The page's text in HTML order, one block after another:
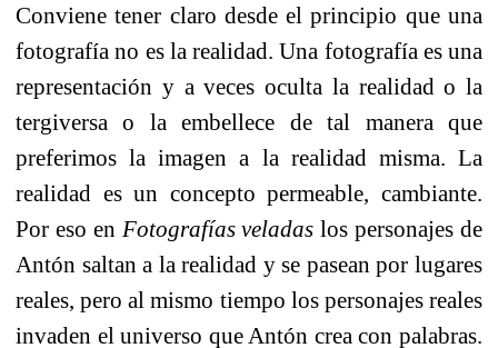
Conviene tener claro desde el principio que una
fotografía no es la realidad. Una fotografía es una
representación y a veces oculta la realidad o la
tergiversa o la embellece de tal manera que
preferimos la imagen a la realidad misma. La
realidad es un concepto permeable, cambiante.
Por eso en Fotografías veladas los personajes de
Antón saltan a la realidad y se pasean por lugares
reales, pero al mismo tiempo los personajes reales
invaden el universo que Antón crea con palabras.